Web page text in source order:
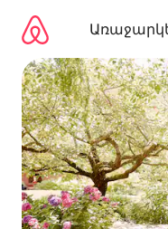
բովանդակությանը